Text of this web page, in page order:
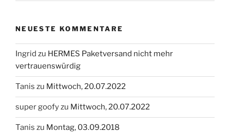
NEUESTE KOMMENTARE
Ingrid zu HERMES Paketversand nicht mehr
vertrauenswürdig
Tanis zu Mittwoch, 20.07.2022
super goofyzu Mittwoch, 20.07.2022
Tanis zu Montag, 03.09.2018